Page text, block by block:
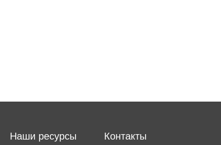
Наши ресурсы Контакты